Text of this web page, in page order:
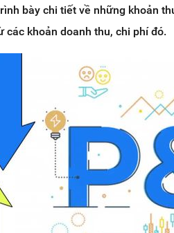
bày chi tiết về những khoản
các khoản doanh thu, chi phí đó.